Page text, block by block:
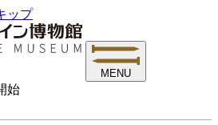
ップ
MENU
始